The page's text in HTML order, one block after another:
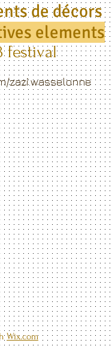
de décors
elements
festival
zazi.wasselonne
Wix.com